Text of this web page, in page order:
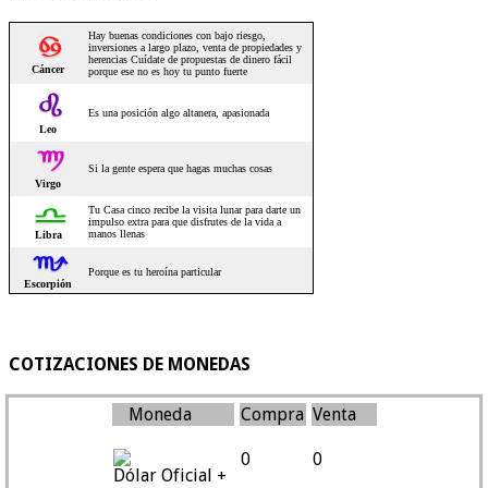
COTIZACIONES DE MONEDAS
Moneda Compra Venta
Dólar Oficial +
0 0